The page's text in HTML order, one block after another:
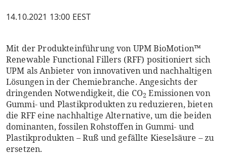
14.10.2021 13:00 EEST
Mit der Produkteinführung von UPM BioMotion™
Renewable Functional Fillers (RFF) positioniert sich
UPM als Anbieter von innovativen und nachhaltigen
Lösungen in der Chemiebranche. Angesichts der
dringenden Notwendigkeit, die CO2 Emissionen von
Gummi- und Plastikprodukten zu reduzieren, bieten
die RFF eine nachhaltige Alternative, um die beiden
dominanten, fossilen Rohstoffen in Gummi- und
Plastikprodukten – Ruß und gefällte Kieselsäure – zu
ersetzen.